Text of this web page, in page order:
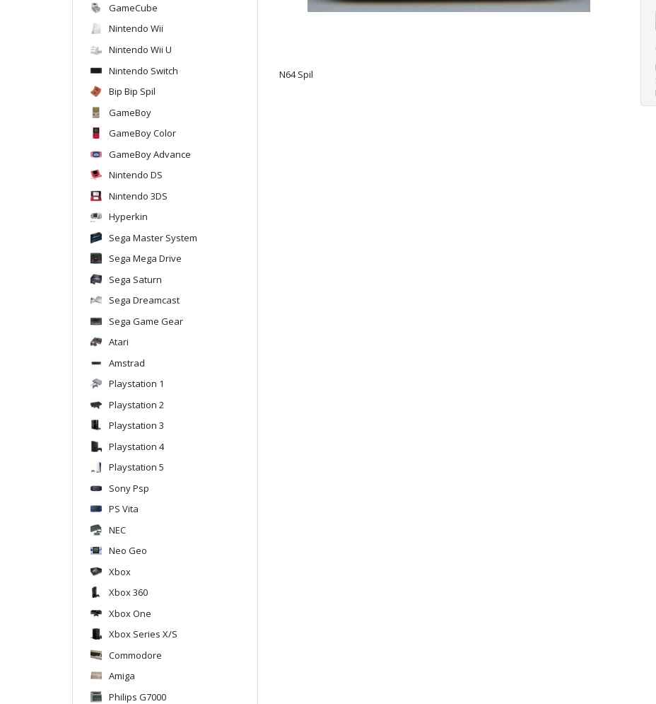
GameCube
Nintendo Wii
Nintendo Wii U
Nintendo Switch
Bip Bip Spil
GameBoy
GameBoy Color
GameBoy Advance
Nintendo DS
Nintendo 3DS
Hyperkin
Sega Master System
Sega Mega Drive
Sega Saturn
Sega Dreamcast
Sega Game Gear
Atari
Amstrad
Playstation 1
Playstation 2
Playstation 3
Playstation 4
Playstation 5
Sony Psp
PS Vita
NEC
Neo Geo
Xbox
Xbox 360
Xbox One
Xbox Series X/S
Commodore
Amiga
Philips G7000
N64 Spil